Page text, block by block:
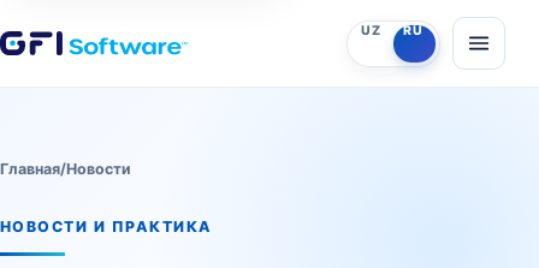
UZ RU
Главная/Новости
НОВОСТИ И ПРАКТИКА